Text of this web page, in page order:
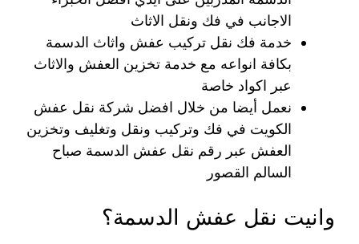
الاجانب في فك ونقل الاثاث
خدمة فك نقل تركيب عفش واثاث الدسمة
بكافة انواعه مع خدمة تخزين العفش والاثاث
عبر اكواد خاصة
نعمل أيضا من خلال افضل شركة نقل عفش
الكويت في فك وتركيب ونقل وتغليف وتخزين
العفش عبر رقم نقل عفش الدسمة صباح
السالم القصور
وانيت نقل عفش الدسمة؟